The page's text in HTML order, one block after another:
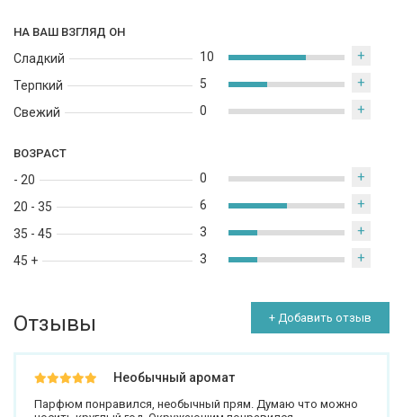
НА ВАШ ВЗГЛЯД ОН
Сладкий
Терпкий
Свежий
10 +
5 +
0 +
ВОЗРАСТ
- 20
20 - 35
35 - 45
45 +
0 +
6 +
3 +
3 +
Отзывы + Добавить отзыв
Необычный аромат
Парфюм понравился, необычный прям. Думаю что можно